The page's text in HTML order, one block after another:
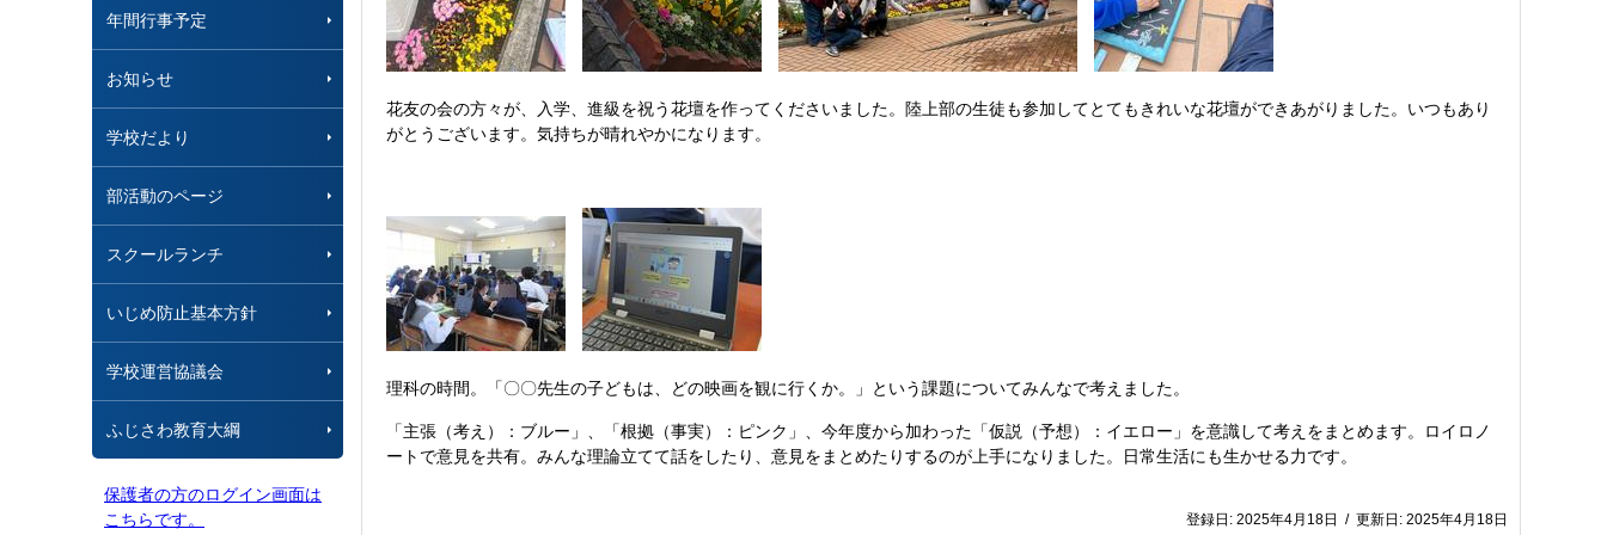
年間行事予定
お知らせ
学校だより
部活動のページ
スクールランチ
いじめ防止基本方針
学校運営協議会
ふじさわ教育大綱
保護者の方のログイン画面は
こちらです。
花友の会の方々が、入学、進級を祝う花壇を作ってくださいました。陸上部の生徒も参加してとてもきれいな花壇ができあがりました。いつもあり
がとうございます。気持ちが晴れやかになります。
理科の時間。「〇〇先生の子どもは、どの映画を観に行くか。」という課題についてみんなで考えました。
「主張（考え）：ブルー」、「根拠（事実）：ピンク」、今年度から加わった「仮説（予想）：イエロー」を意識して考えをまとめます。ロイロノ
ートで意見を共有。みんな理論立てて話をしたり、意見をまとめたりするのが上手になりました。日常生活にも生かせる力です。
登録日: 2025年4月18日 / 更新日: 2025年4月18日